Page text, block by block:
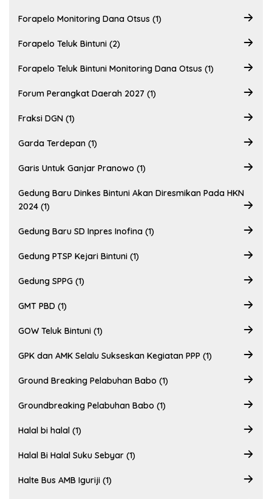
Forapelo Monitoring Dana Otsus (1)
Forapelo Teluk Bintuni (2)
Forapelo Teluk Bintuni Monitoring Dana Otsus (1)
Forum Perangkat Daerah 2027 (1)
Fraksi DGN (1)
Garda Terdepan (1)
Garis Untuk Ganjar Pranowo (1)
Gedung Baru Dinkes Bintuni Akan Diresmikan Pada HKN
2024 (1)
Gedung Baru SD Inpres Inofina (1)
Gedung PTSP Kejari Bintuni (1)
Gedung SPPG (1)
GMT PBD (1)
GOW Teluk Bintuni (1)
GPK dan AMK Selalu Sukseskan Kegiatan PPP (1)
Ground Breaking Pelabuhan Babo (1)
Groundbreaking Pelabuhan Babo (1)
Halal bi halal (1)
Halal Bi Halal Suku Sebyar (1)
Halte Bus AMB Iguriji (1)